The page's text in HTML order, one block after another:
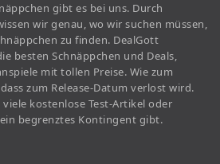
gibt es bei uns. Durch
wir genau, wo wir suchen müssen,
zu finden. DealGott
besten Schnäppchen und Deals,
mit tollen Preise. Wie zum
zum Release-Datum verlost wird.
kostenlose Test-Artikel oder
begrenztes Kontingent gibt.